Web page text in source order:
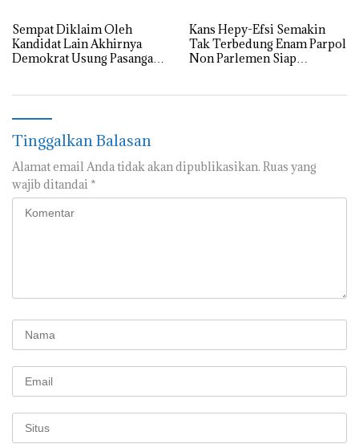
Sempat Diklaim Oleh
Kandidat Lain Akhirnya
Demokrat Usung Pasangan
Kans Hepy-Efsi Semakin
Tak Terbedung Enam Parpol
Non Parlemen Siap
Tinggalkan Balasan
Alamat email Anda tidak akan dipublikasikan. Ruas yang
wajib ditandai *